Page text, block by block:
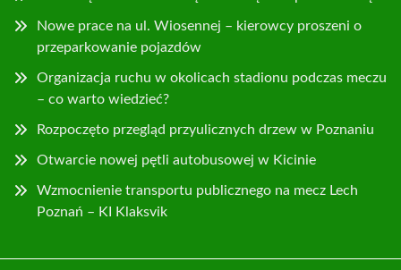
Nowe prace na ul. Wiosennej – kierowcy proszeni o
przeparkowanie pojazdów
Organizacja ruchu w okolicach stadionu podczas meczu
– co warto wiedzieć?
Rozpoczęto przegląd przyulicznych drzew w Poznaniu
Otwarcie nowej pętli autobusowej w Kicinie
Wzmocnienie transportu publicznego na mecz Lech
Poznań – KI Klaksvik